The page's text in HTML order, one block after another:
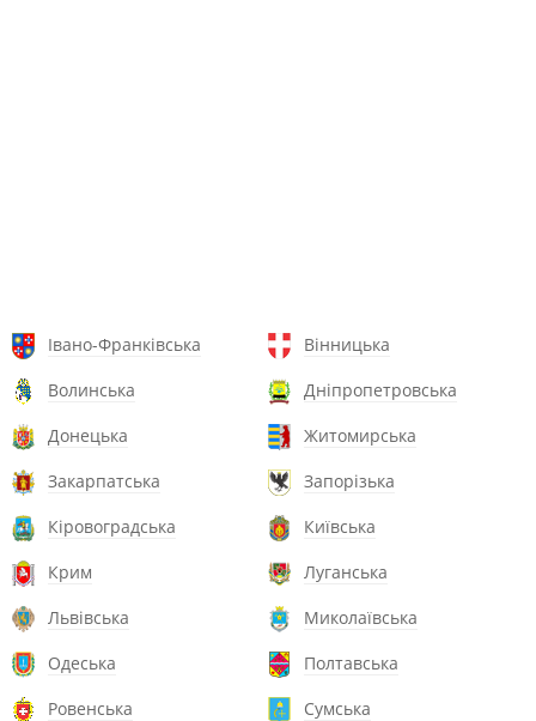
Івано-Франківська
Вінницька
Волинська
Дніпропетровська
Донецька
Житомирська
Закарпатська
Запорізька
Кіровоградська
Київська
Крим
Луганська
Львівська
Миколаївська
Одеська
Полтавська
Ровенська
Сумська